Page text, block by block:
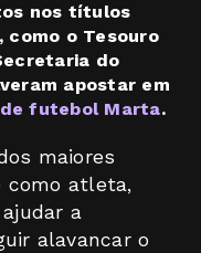
nos títulos
como o Tesouro
do
apostar em
futebol Marta.
maiores
como atleta,
a
alavancar o